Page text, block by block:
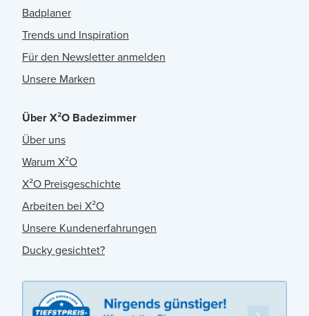
Badplaner
Trends und Inspiration
Für den Newsletter anmelden
Unsere Marken
Über X²O Badezimmer
Über uns
Warum X²O
X²O Preisgeschichte
Arbeiten bei X²O
Unsere Kundenerfahrungen
Ducky gesichtet?